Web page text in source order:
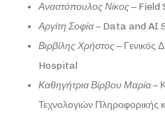
ΑναστόπουλοςΝίκος– Field
Αργίτη Σοφία– Data and AI
Βιρβίλης Χρήστος– Γενικός
Hospital
Καθηγήτρια Βίρβου Μαρία–
Τεχνολογιών Πληροφορικής